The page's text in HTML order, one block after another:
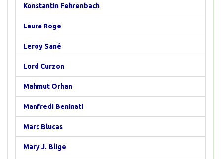
Konstantin Fehrenbach
Laura Roge
Leroy Sané
Lord Curzon
Mahmut Orhan
Manfredi Beninati
Marc Blucas
Mary J. Blige